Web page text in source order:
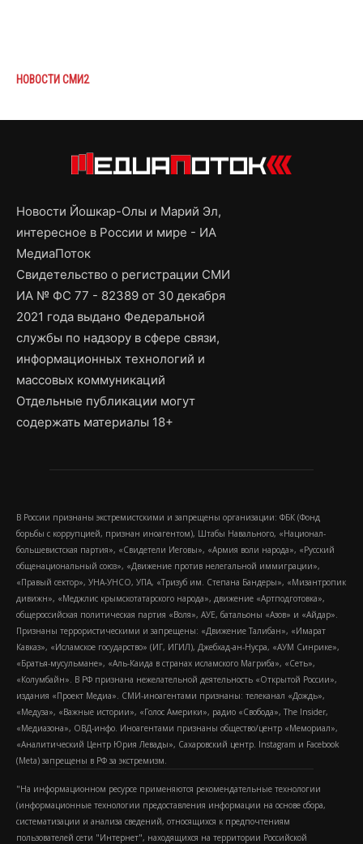
НОВОСТИ СМИ2
Новости Йошкар-Олы и Марий Эл,
интересное в России и мире - ИА
МедиаПоток
Свидетельство о регистрации СМИ
ИА № ФС 77 - 82389 от 30 декабря
2021 года выдано Федеральной
службы по надзору в сфере связи,
информационных технологий и
массовых коммуникаций
Отдельные публикации могут
содержать материалы 18+
В России признаны экстремистскими и запрещены организации: ФБК (Фонд
борьбы с коррупцией, признан иноагентом), Штабы Навального, «Национал-
большевистская партия», «Свидетели Иеговы», «Армия воли народа», «Русский
общенациональный союз», «Движение против нелегальной иммиграции»,
«Правый сектор», УНА-УНСО, УПА, «Тризуб им. Степана Бандеры», «Мизантропик
дивижн», «Меджлис крымскотатарского народа», движение «Артподготовка»,
общероссийская политическая партия «Воля», АУЕ, батальоны «Азов» и «Айдар».
Признаны террористическими и запрещены: «Движение Талибан», «Имарат
Кавказ», «Исламское государство» (ИГ, ИГИЛ), Джебхад-ан-Нусра, «АУМ Синрике»,
«Братья-мусульмане», «Аль-Каида в странах исламского Магриба», «Сеть»,
«Колумбайн». В РФ признана нежелательной деятельность «Открытой России»,
издания «Проект Медиа». СМИ-иноагентами признаны: телеканал «Дождь»,
«Медуза», «Важные истории», «Голос Америки», радио «Свобода», The Insider,
«Медиазона», ОВД-инфо. Иноагентами признаны общество/центр «Мемориал»,
«Аналитический Центр Юрия Левады», Сахаровский центр. Instagram и Facebook
(Metа) запрещены в РФ за экстремизм.
"На информационном ресурсе применяются рекомендательные технологии
(информационные технологии предоставления информации на основе сбора,
систематизации и анализа сведений, относящихся к предпочтениям
пользователей сети "Интернет", находящихся на территории Российской